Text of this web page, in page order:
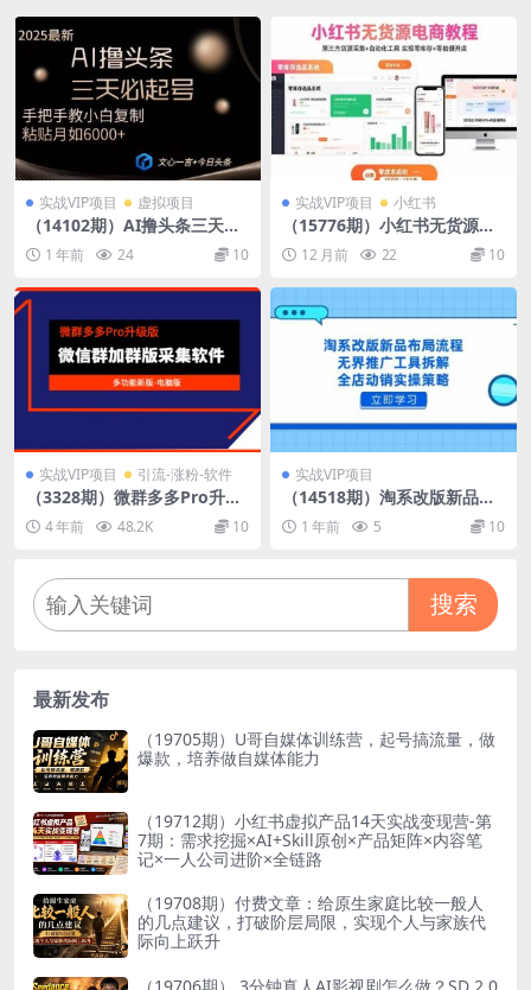
实战VIP项目 虚拟项目
（14102期）AI撸头条三天必
起号手把手教小白复制粘贴月
入6000+教程
1 年前 24 10
实战VIP项目 小红书
（15776期）小红书无货源电
商教程：第三方货源采集+自
动化工具 实现零库存+零拍摄
开店
12 月前 22 10
实战VIP项目 引流-涨粉-软件
（3328期）微群多多Pro升级
版，微信群加群版采集软件
（多功能新版-电脑版）
4 年前 48.2K 10
实战VIP项目
（14518期）淘系改版新品布
局流程，无界推广工具拆解，
全店动销实操策略
1 年前 5 10
搜索
最新发布
（19705期）U哥自媒体训练营，起号搞流量，做
爆款，培养做自媒体能力
（19712期）小红书虚拟产品14天实战变现营-第
7期：需求挖掘×AI+Skill原创×产品矩阵×内容笔
记×一人公司进阶×全链路
（19708期）付费文章：给原生家庭比较一般人
的几点建议，打破阶层局限，实现个人与家族代
际向上跃升